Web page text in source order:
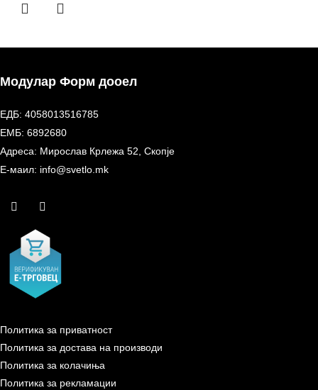
Модулар Форм дооел
ЕДБ: 4058013516785
ЕМБ: 6892680
Адреса: Мирослав Крлежа 52, Скопје
Е-маил: info@svetlo.mk
Политика за приватност
Политика за достава на производи
Политика за колачиња
Политика за рекламации